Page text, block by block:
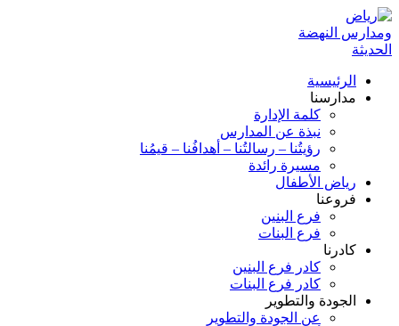
الرئيسية
مدارسنا
كلمة الإدارة
نبذة عن المدارس
رؤيتُنا – رسالتُنا – أهدافُنا – قيمُنا
مسيرة رائدة
رياض الأطفال
فروعنا
فرع البنين
فرع البنات
كادرنا
كادر فرع البنين
كادر فرع البنات
الجودة والتطوير
عن الجودة والتطوير